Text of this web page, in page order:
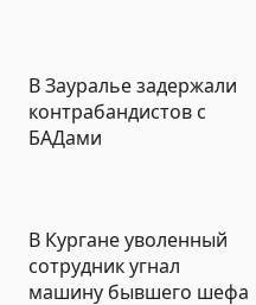
В Зауралье задержали
контрабандистов с
БАДами
В Кургане уволенный
сотрудник угнал
машину бывшего шефа